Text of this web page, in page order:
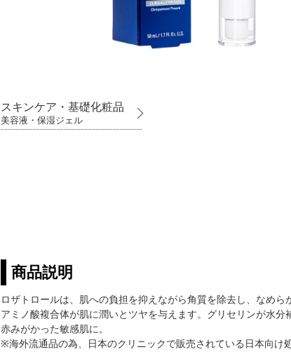
スキンケア・基礎化粧品
美容液・保湿ジェル
商品説明
ロザトロールは、肌への負担を抑えながら角質を除去し、なめら
アミノ酸複合体が肌に潤いとツヤを与えます。グリセリンが水分
赤みがかった敏感肌に。
※海外流通品の為、日本のクリニックで販売されている日本向け